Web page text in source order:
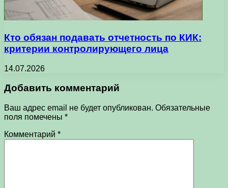
Кто обязан подавать отчетность по КИК:
критерии контролирующего лица
14.07.2026
Добавить комментарий
Ваш адрес email не будет опубликован. Обязательные
поля помечены *
Комментарий *